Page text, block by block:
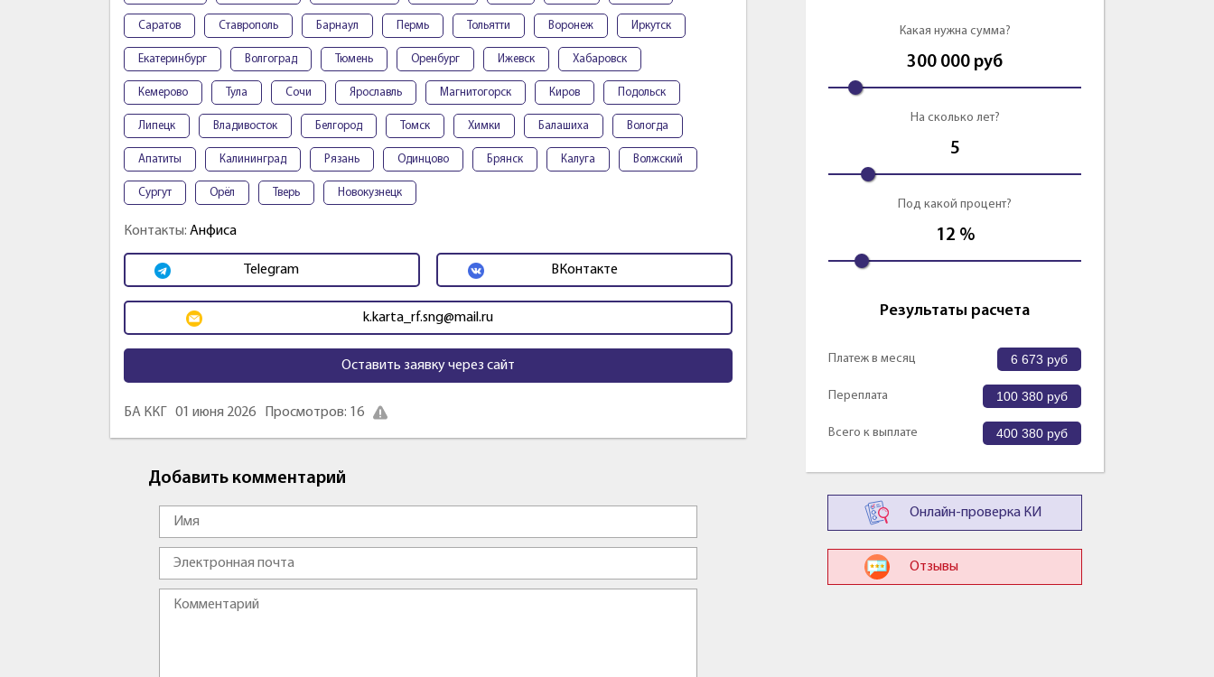
Саратов Ставрополь Барнаул Пермь Тольятти Воронеж Иркутск
Екатеринбург Волгоград Тюмень Оренбург Ижевск Хабаровск
Кемерово Тула Сочи Ярославль Магнитогорск Киров Подольск
Липецк Владивосток Белгород Томск Химки Балашиха Вологда
Апатиты Калининград Рязань Одинцово Брянск Калуга Волжский
Сургут Орёл Тверь Новокузнецк
Контакты: Анфиса
Telegram ВКонтакте
k.karta_rf.sng@mail.ru
Оставить заявку через сайт
БА ККГ 01 июня 2026 Просмотров: 16
Добавить комментарий
Какая нужна сумма?
300 000 руб
На сколько лет?
5
Под какой процент?
12 %
Результаты расчета
Платеж в месяц 6 673 руб
Переплата 100 380 руб
Всего к выплате 400 380 руб
Онлайн-проверка КИ
Отзывы